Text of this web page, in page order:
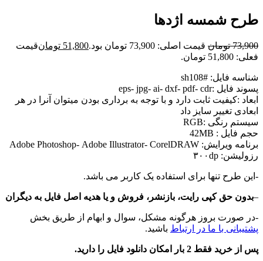
طرح شمسه اژدها
73,900 تومان قیمت اصلی: 73,900 تومان بود. 51,800 تومانقیمت
فعلی: 51,800 تومان.
شناسه فایل: #sh108
پسوند فایل :eps- jpg- ai- dxf- pdf- cdr
ابعاد :کیفیت ثابت دارد و با توجه به برداری بودن میتوان آنرا در هر
ابعادی تغییر سایز داد
سیستم رنگی :RGB
حجم فایل : 42MB
برنامه ویرایش: Adobe Photoshop- Adobe Illustrator- CorelDRAW
رزولیشن: ۳۰۰dp
-این طرح تنها برای استفاده یک کاربر می باشد.
–بدون حق کپی رایت، بازنشر، فروش و یا هدیه اصل فایل به دیگران
-در صورت بروز هرگونه مشکل، سوال و ابهام از طریق بخش
پشتیبانی با ما در ارتباط باشید.
پس از خرید فقط 2 بار امکان دانلود فایل را دارید.